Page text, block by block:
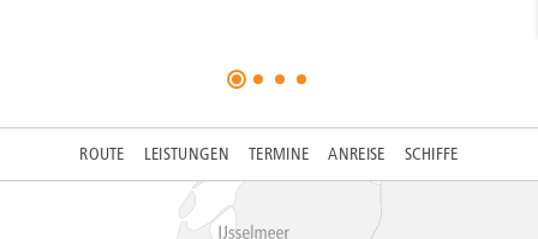
ROUTE LEISTUNGEN TERMINE ANREISE SCHIFFE